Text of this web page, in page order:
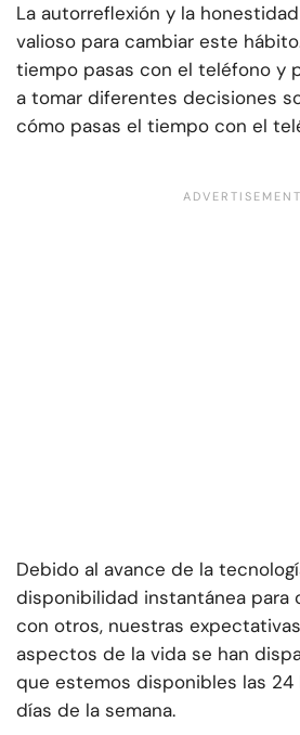
La autorreflexión y la
valioso para cambiar este
tiempo pasas con el teléfono y
a tomar diferentes decisiones
cómo pasas el tiempo con el
Debido al avance de la
disponibilidad instantánea para
con otros, nuestras
aspectos de la vida se han
que estemos disponibles las 24
días de la semana.